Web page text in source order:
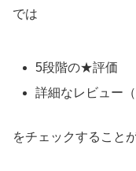
では
5段階の★評価
詳細なレビュー（
をチェックすること